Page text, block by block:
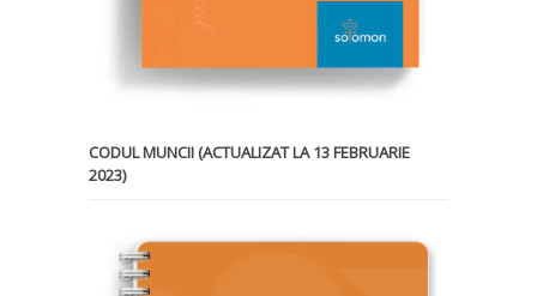
CODUL MUNCII (ACTUALIZAT LA 13 FEBRUARIE
2023)